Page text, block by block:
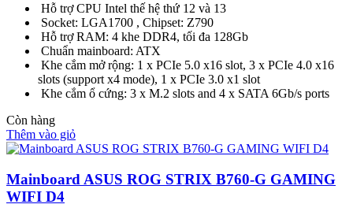
Hỗ trợ CPU Intel thế hệ thứ 12 và 13
Socket: LGA1700 , Chipset: Z790
Hỗ trợ RAM: 4 khe DDR4, tối đa 128Gb
Chuẩn mainboard: ATX
Khe cắm mở rộng: 1 x PCIe 5.0 x16 slot, 3 x PCIe 4.0 x16
slots (support x4 mode), 1 x PCIe 3.0 x1 slot
Khe cắm ổ cứng: 3 x M.2 slots and 4 x SATA 6Gb/s ports
Còn hàng
Thêm vào giỏ
Mainboard ASUS ROG STRIX B760-G GAMING
WIFI D4